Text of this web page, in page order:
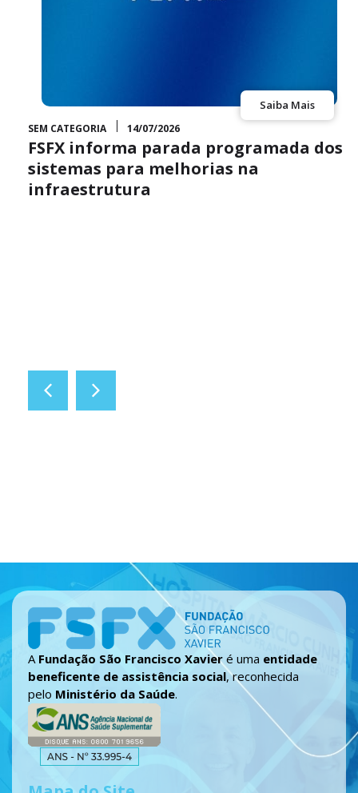
Saiba Mais
SEM CATEGORIA 14/07/2026
FSFX informa parada programada dos
sistemas para melhorias na
infraestrutura
A Fundação São Francisco Xavier é uma entidade
beneficente de assistência social, reconhecida
pelo Ministério da Saúde.